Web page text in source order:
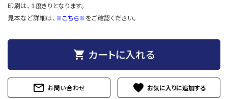
印刷は、１度きりとなります。
見本など詳細は、 ※こちら※をご確認ください。
shopping_cart カートに入れる
mail_outline お問い合わせ favorite